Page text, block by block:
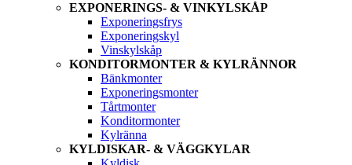
EXPONERINGS- & VINKYLSKÅP
Exponeringsfrys
Exponeringskyl
Vinskylskåp
KONDITORMONTER & KYLRÄNNOR
Bänkmonter
Exponeringsmonter
Tårtmonter
Konditormonter
Kylränna
KYLDISKAR- & VÄGGKYLAR